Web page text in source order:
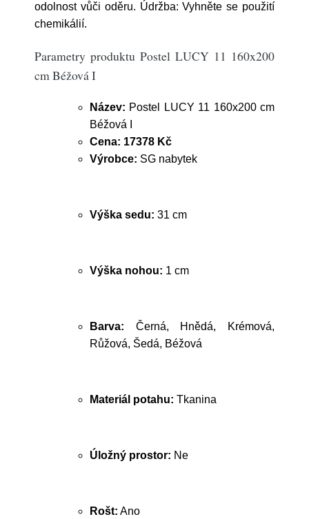
odolnost vůči oděru. Údržba: Vyhněte se použití
chemikálií.
Parametry produktu Postel LUCY 11 160x200
cm Béžová I
Název: Postel LUCY 11 160x200 cm
Béžová I
Cena: 17378 Kč
Výrobce: SG nabytek
Výška sedu: 31 cm
Výška nohou: 1 cm
Barva: Černá, Hnědá, Krémová,
Růžová, Šedá, Béžová
Materiál potahu: Tkanina
Úložný prostor: Ne
Rošt: Ano